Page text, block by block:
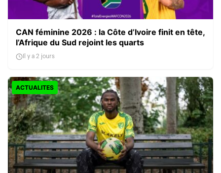
CAN féminine 2026 : la Côte d’Ivoire finit en tête,
l’Afrique du Sud rejoint les quarts
Il y a 2 jours
ACTUALITES